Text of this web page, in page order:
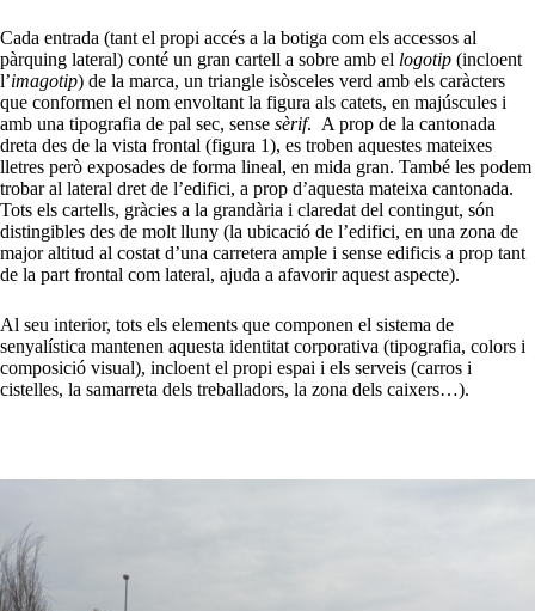
Cada entrada (tant el propi accés a la botiga com els accessos al
pàrquing lateral) conté un gran cartell a sobre amb el logotip (incloent
l’imagotip) de la marca, un triangle isòsceles verd amb els caràcters
que conformen el nom envoltant la figura als catets, en majúscules i
amb una tipografia de pal sec, sense sèrif. A prop de la cantonada
dreta des de la vista frontal (figura 1), es troben aquestes mateixes
lletres però exposades de forma lineal, en mida gran. També les podem
trobar al lateral dret de l’edifici, a prop d’aquesta mateixa cantonada.
Tots els cartells, gràcies a la grandària i claredat del contingut, són
distingibles des de molt lluny (la ubicació de l’edifici, en una zona de
major altitud al costat d’una carretera ample i sense edificis a prop tant
de la part frontal com lateral, ajuda a afavorir aquest aspecte).
Al seu interior, tots els elements que componen el sistema de
senyalística mantenen aquesta identitat corporativa (tipografia, colors i
composició visual), incloent el propi espai i els serveis (carros i
cistelles, la samarreta dels treballadors, la zona dels caixers…).